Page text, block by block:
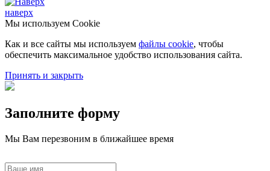
наверх
Мы используем Cookie
Как и все сайты мы используем файлы cookie, чтобы
обеспечить максимальное удобство использования сайта.
Принять и закрыть
Заполните форму
Мы Вам перезвоним в ближайшее время